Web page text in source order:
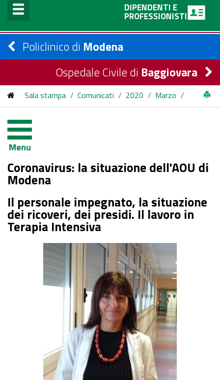
DIPENDENTI E
PROFESSIONISTI
Policlinico di Modena
Ospedale Civile di Baggiovara
Sala stampa / Comunicati / 2020 / Marzo /
Menu
Coronavirus: la situazione dell'AOU di
Modena
Il personale impegnato, la situazione
dei ricoveri, dei presidi. Il lavoro in
Terapia Intensiva